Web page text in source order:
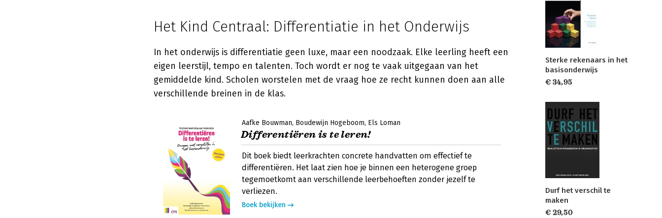
Het Kind Centraal: Differentiatie in het Onderwijs
In het onderwijs is differentiatie geen luxe, maar een noodzaak. Elke leerling heeft een
eigen leerstijl, tempo en talenten. Toch wordt er nog te vaak uitgegaan van het
gemiddelde kind. Scholen worstelen met de vraag hoe ze recht kunnen doen aan alle
verschillende breinen in de klas.
Aafke Bouwman Boudewijn Hogeboom Els Loman
Differentiëren is te leren!
Dit boek biedt leerkrachten concrete handvatten om effectief te
differentiëren. Het laat zien hoe je binnen een heterogene groep
tegemoetkomt aan verschillende leerbehoeften zonder jezelf te
verliezen.
Boek bekijken
Sterke rekenaars in het
basisonderwijs
€ 34,95
Durf het verschil te
maken
€ 29,50